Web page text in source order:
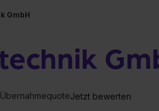
GmbH
ÜbernahmequoteJetzt bewerten